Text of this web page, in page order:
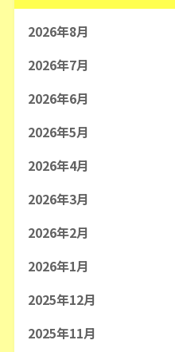
2026年8月
2026年7月
2026年6月
2026年5月
2026年4月
2026年3月
2026年2月
2026年1月
2025年12月
2025年11月